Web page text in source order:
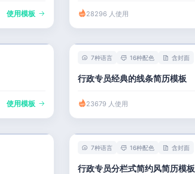
使用模板 28296 人使用
使用模板
7种语言 16种配色 含封面
行政专员经典的线条简历模板
23679 人使用
7种语言 16种配色 含封面
行政专员分栏式简约风简历模板